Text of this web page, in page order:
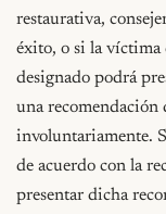
restaurativa,
éxito, o si la víctima
designado podrá
una recomendación
involuntariamente.
de acuerdo con la
presentar dicha